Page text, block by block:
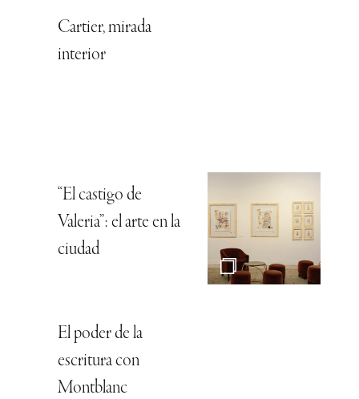
Cartier, mirada
interior
“El castigo de
Valeria”: el arte en la
ciudad
El poder de la
escritura con
Montblanc